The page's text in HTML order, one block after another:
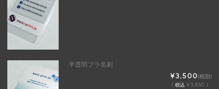
半透明プラ名刺
¥3,500(税別)
( 税込 ¥3,850 )